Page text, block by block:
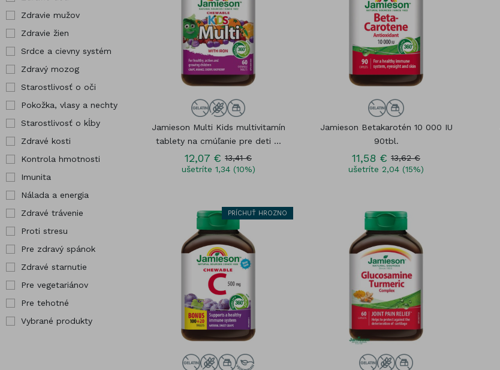
Pre tehotné
Vybrané
produkty
Chróm
Jód
Gummies
Zdravie mužov
Zdravie žien
Srdce a cievny systém
Zdravý mozog
Starostlivosť o oči
Pokožka, vlasy a nechty
Starostlivosť o kĺby
Zdravé kosti
Kontrola hmotnosti
Imunita
Nálada a energia
Zdravé trávenie
Proti stresu
Pre zdravý spánok
Zdravé starnutie
Pre vegetariánov
Pre tehotné
Vybrané produkty
Jamieson Multi Kids multivitamín
tablety na cmúľanie pre deti ...
12,07 € 13,41 €
ušetríte 1,34 (10%)
Jamieson Betakarotén 10 000 IU
90tbl.
11,58 € 13,62 €
ušetríte 2,04 (15%)
PRÍCHUŤ HROZNO